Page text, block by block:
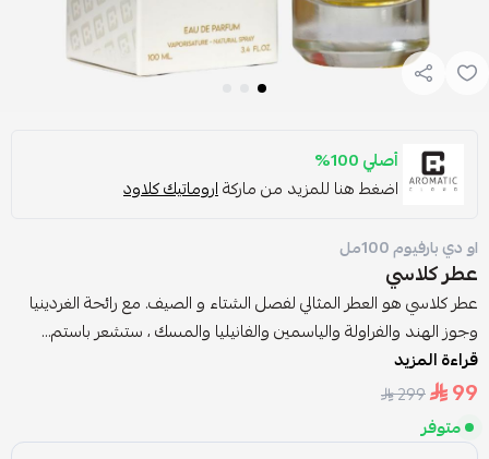
أصلي 100%
اضغط هنا للمزيد من ماركةاروماتيك كلاود
او دي بارفيوم 100مل
عطر كلاسي
عطر كلاسي هو العطر المثالي لفصل الشتاء و الصيف. مع رائحة الغردينيا
وجوز الهند والفراولة والياسمين والفانيليا والمسك ، ستشعر باستم...
قراءة المزيد
99
299
متوفر